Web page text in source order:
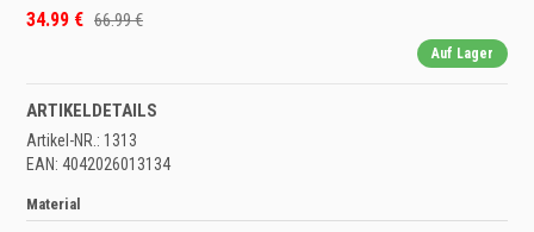
34.99 € 66.99 €
Auf Lager
ARTIKELDETAILS
Artikel-NR.: 1313
EAN: 4042026013134
Material